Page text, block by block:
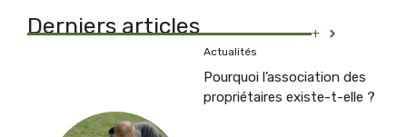
Derniers articles +
Actualités
Pourquoi l’association des
propriétaires existe-t-elle ?